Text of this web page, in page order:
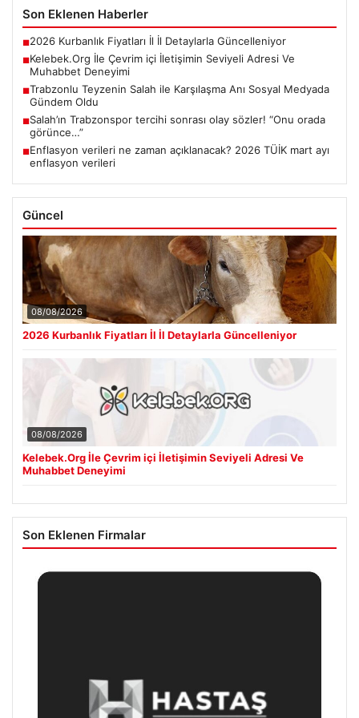
Son Eklenen Haberler
■2026 Kurbanlık Fiyatları İl İl Detaylarla Güncelleniyor
■Kelebek.Org İle Çevrim içi İletişimin Seviyeli Adresi Ve
Muhabbet Deneyimi
■Trabzonlu Teyzenin Salah ile Karşılaşma Anı Sosyal Medyada
Gündem Oldu
■Salah’ın Trabzonspor tercihi sonrası olay sözler! “Onu orada
görünce…”
■Enflasyon verileri ne zaman açıklanacak? 2026 TÜİK mart ayı
enflasyon verileri
Güncel
08/08/2026
2026 Kurbanlık Fiyatları İl İl Detaylarla Güncelleniyor
08/08/2026
Kelebek.Org İle Çevrim içi İletişimin Seviyeli Adresi Ve
Muhabbet Deneyimi
Son Eklenen Firmalar